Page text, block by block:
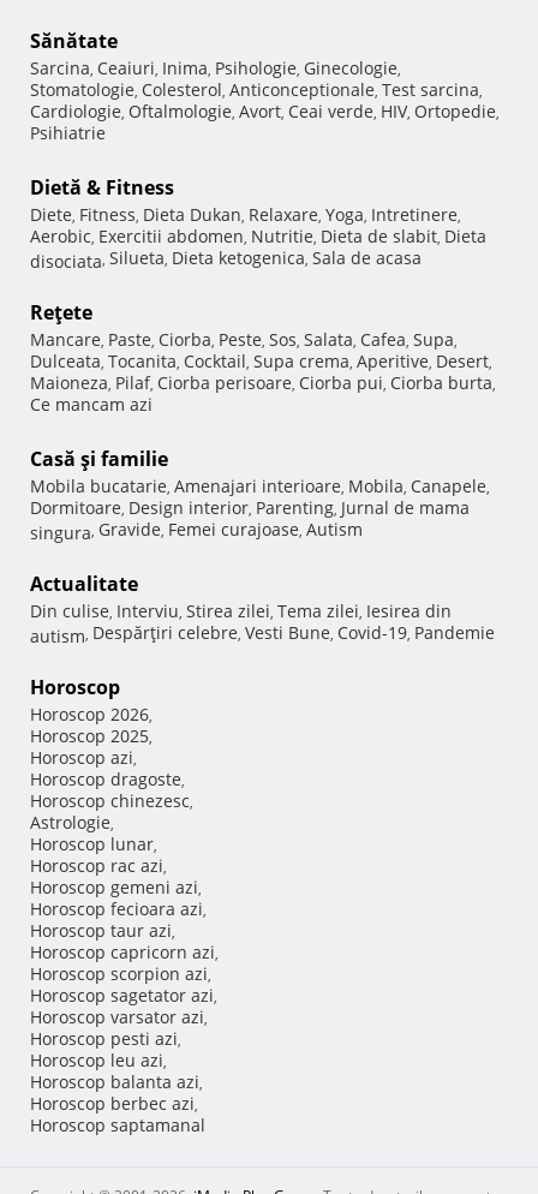
Sănătate
Sarcina, Ceaiuri, Inima, Psihologie, Ginecologie,
Stomatologie, Colesterol, Anticonceptionale, Test sarcina,
Cardiologie, Oftalmologie, Avort, Ceai verde, HIV, Ortopedie,
Psihiatrie
Dietă & Fitness
Diete, Fitness, Dieta Dukan, Relaxare, Yoga, Intretinere,
Aerobic, Exercitii abdomen, Nutritie, Dieta de slabit, Dieta
disociata, Silueta, Dieta ketogenica, Sala de acasa
Reţete
Mancare, Paste, Ciorba, Peste, Sos, Salata, Cafea, Supa,
Dulceata, Tocanita, Cocktail, Supa crema, Aperitive, Desert,
Maioneza, Pilaf, Ciorba perisoare, Ciorba pui, Ciorba burta,
Ce mancam azi
Casă şi familie
Mobila bucatarie, Amenajari interioare, Mobila, Canapele,
Dormitoare, Design interior, Parenting, Jurnal de mama
singura, Gravide, Femei curajoase, Autism
Actualitate
Din culise, Interviu, Stirea zilei, Tema zilei, Iesirea din
autism, Despărţiri celebre, Vesti Bune, Covid-19, Pandemie
Horoscop
Horoscop 2026,
Horoscop 2025,
Horoscop azi,
Horoscop dragoste,
Horoscop chinezesc,
Astrologie,
Horoscop lunar,
Horoscop rac azi,
Horoscop gemeni azi,
Horoscop fecioara azi,
Horoscop taur azi,
Horoscop capricorn azi,
Horoscop scorpion azi,
Horoscop sagetator azi,
Horoscop varsator azi,
Horoscop pesti azi,
Horoscop leu azi,
Horoscop balanta azi,
Horoscop berbec azi,
Horoscop saptamanal